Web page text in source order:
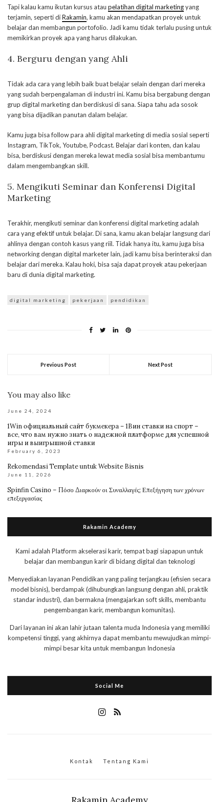
Tapi kalau kamu ikutan kursus atau pelatihan digital marketingyang
terjamin, seperti diRakamin, kamu akan mendapatkan proyek untuk
belajar dan membangun portofolio. Jadi kamu tidak terlalu pusing untuk
memikirkan proyek apa yang harus dilakukan.
4. Berguru dengan yang Ahli
Tidak ada cara yang lebih baik buat belajar selain dengan dari mereka
yang sudah berpengalaman di industri ini. Kamu bisa bergabung dengan
grup digital marketing dan berdiskusi di sana. Siapa tahu ada sosok
yang bisa dijadikan panutan dalam belajar.
Kamu juga bisa follow para ahli digital marketing di media sosial seperti
Instagram, TikTok, Youtube, Podcast. Belajar dari konten, dan kalau
bisa, berdiskusi dengan mereka lewat media sosial bisa membantumu
dalam mengembangkan skill.
5. Mengikuti Seminar dan Konferensi Digital
Marketing
Terakhir, mengikuti seminar dan konferensi digital marketing adalah
cara yang efektif untuk belajar. Di sana, kamu akan belajar langsung dari
ahlinya dengan contoh kasus yang riil. Tidak hanya itu, kamu juga bisa
networking dengan digital marketer lain, jadi kamu bisa berinteraksi dan
belajar dari mereka. Kalau hoki, bisa saja dapat proyek atau pekerjaan
baru di dunia digital marketing.
digital marketing pekerjaan pendidikan
Previous Post Next Post
You may also like
June 24, 2024
1Win официальный сайт букмекера – 1Вин ставки на спорт –
все, что вам нужно знать о надежной платформе для успешной
игры и выигрышной ставки
February 6, 2023
Rekomendasi Template untuk Website Bisnis
June 11, 2026
Spinfin Casino – Πόσο Διαρκούν οι Συναλλαγές; Επεξήγηση των χρόνων
επεξεργασίας
Rakamin Academy
Kami adalah Platform akselerasi karir, tempat bagi siapapun untuk
belajar dan membangun karir di bidang digital dan teknologi
Menyediakan layanan Pendidikan yang paling terjangkau (efisien secara
model bisnis), berdampak (dihubungkan langsung dengan ahli, praktik
standar industri), dan bermakna (mengajarkan soft skills, membantu
pengembangan karir, membangun komunitas).
Dari layanan ini akan lahir jutaan talenta muda Indonesia yang memiliki
kompetensi tinggi, yang akhirnya dapat membantu mewujudkan mimpi-
mimpi besar kita untuk membangun Indonesia
Social Me
Kontak Tentang Kami